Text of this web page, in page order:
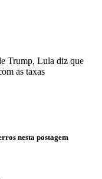
nesta postagem